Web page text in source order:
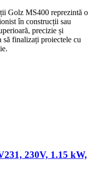
Golz MS400 reprezintă o
în construcții sau
precizie și
să finalizați proiectele cu
230V, 1.15 kW,